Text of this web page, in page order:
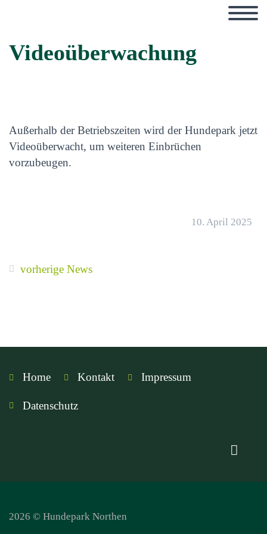
Videoüberwachung
Außerhalb der Betriebszeiten wird der Hundepark jetzt
Videoüberwacht, um weiteren Einbrüchen
vorzubeugen.
10. April 2025
vorherige News
Home Kontakt Impressum
Datenschutz
2026 © Hundepark Northen